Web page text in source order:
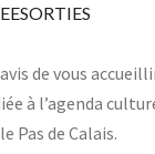
de vous
à l’agenda
Pas de Calais.